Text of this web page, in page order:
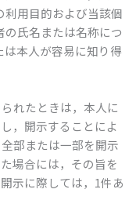
利用目的および当該個
氏名または名称につ
は本人が容易に知り得
れたときは，本人に
，開示することによ
部または一部を開示
場合には，その旨を
示に際しては，1件あ